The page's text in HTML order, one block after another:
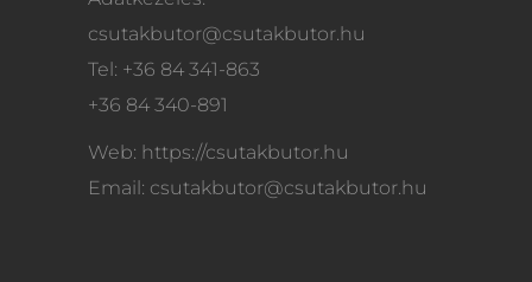
csutakbutor@csutakbutor.hu
Tel: +36 84 341-863
+36 84 340-891
Web: https://csutakbutor.hu
Email: csutakbutor@csutakbutor.hu